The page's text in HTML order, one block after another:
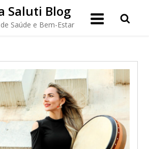
Saluti Blog
Saúde e Bem-Estar